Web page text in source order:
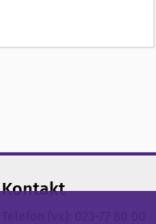
Kontakt